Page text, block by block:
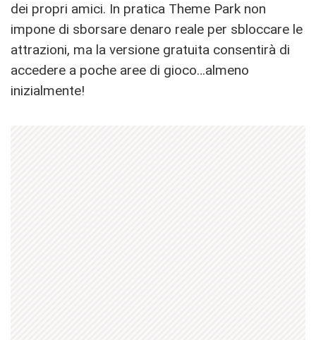
dei propri amici. In pratica Theme Park non
impone di sborsare denaro reale per sbloccare le
attrazioni, ma la versione gratuita consentirà di
accedere a poche aree di gioco…almeno
inizialmente!